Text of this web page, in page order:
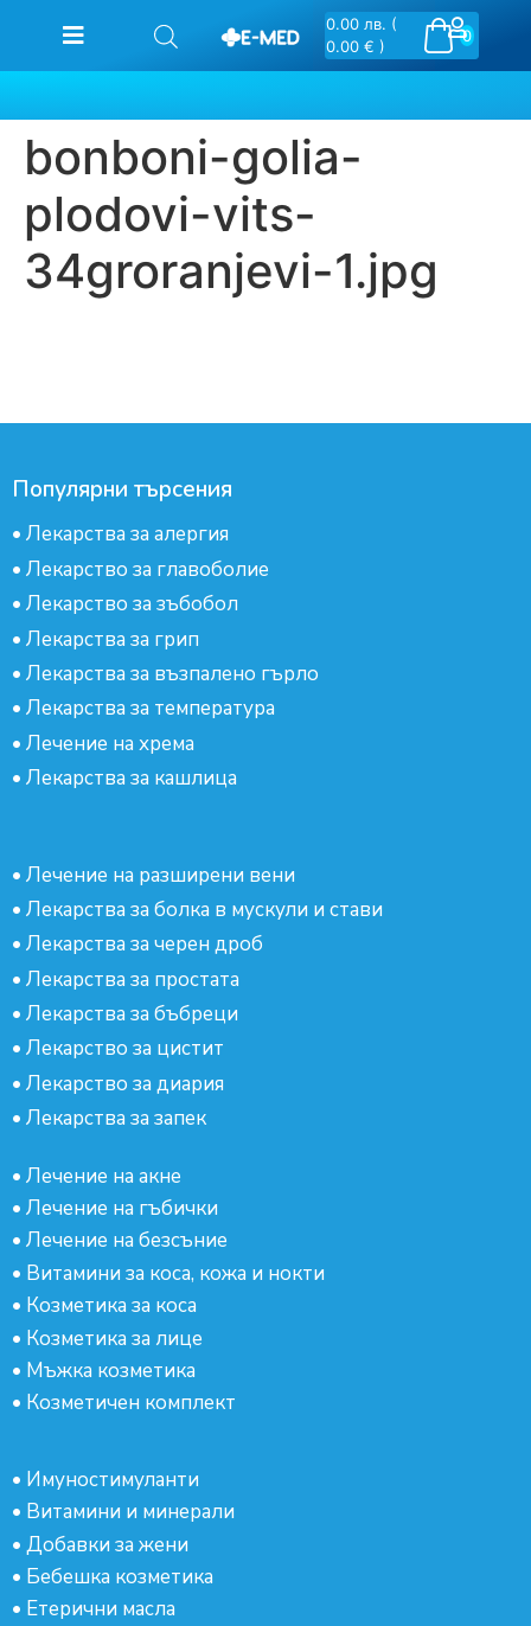
0
0.00 лв. (
0.00 € )
bonboni-golia-
plodovi-vits-
34groranjevi-1.jpg
Популярни търсения
• Лекарства за алергия
• Лекарство за главоболие
• Лекарство за зъбобол
• Лекарства за грип
• Лекарства за възпалено гърло
• Лекарства за температура
• Лечение на хрема
• Лекарства за кашлица
• Лечение на разширени вени
• Лекарства за болка в мускули и стави
• Лекарства за черен дроб
• Лекарства за простата
• Лекарства за бъбреци
• Лекарство за цистит
• Лекарство за диария
• Лекарства за запек
• Лечение на акне
• Лечение на гъбички
• Лечение на безсъние
• Витамини за коса, кожа и нокти
• Козметика за коса
• Козметика за лице
• Мъжка козметика
• Козметичен комплект
• Имуностимуланти
• Витамини и минерали
• Добавки за жени
• Бебешка козметика
• Етерични масла